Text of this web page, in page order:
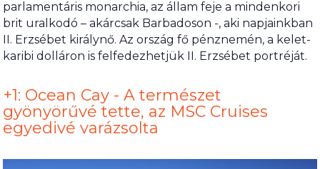
parlamentáris monarchia, az állam feje a mindenkori
brit uralkodó – akárcsak Barbadoson -, aki napjainkban
II. Erzsébet királynő. Az ország fő pénznemén, a kelet-
karibi dolláron is felfedezhetjük II. Erzsébet portréját.
+1: Ocean Cay - A természet
gyönyörűvé tette, az MSC Cruises
egyedivé varázsolta